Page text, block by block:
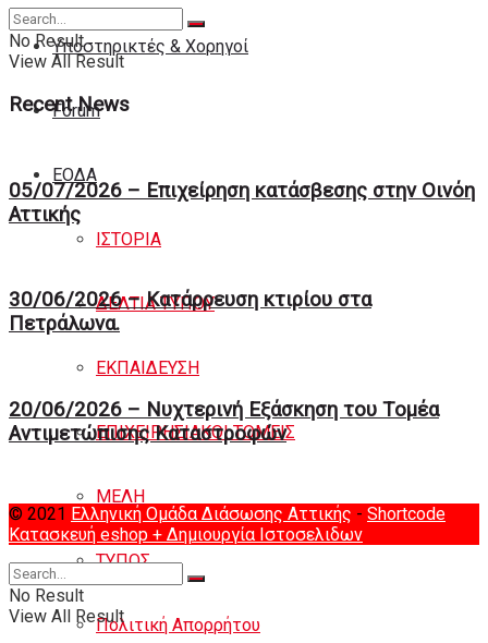
Υποστηρικτές & Χορηγοί
Forum
ΕΟΔA
ΙΣΤΟΡΙΑ
ΔΕΛΤΙΑ ΤΥΠΟΥ
ΕΚΠΑΙΔΕΥΣΗ
ΕΠΙΧΕΙΡΗΣΙΑΚΟΙ ΤΟΜΕΙΣ
ΜΕΛΗ
ΤΥΠΟΣ
Πολιτική Απορρήτου
No Result
View All Result
Recent News
05/07/2026 – Επιχείρηση κατάσβεσης στην Οινόη
Αττικής
30/06/2026 – Κατάρρευση κτιρίου στα
Πετράλωνα.
20/06/2026 – Νυχτερινή Eξάσκηση του Tομέα
Αντιμετώπισης Καταστροφών
© 2021 Ελληνική Ομάδα Διάσωσης Αττικής - Shortcode
Κατασκευή eshop + Δημιουργία Ιστοσελιδων
No Result
View All Result